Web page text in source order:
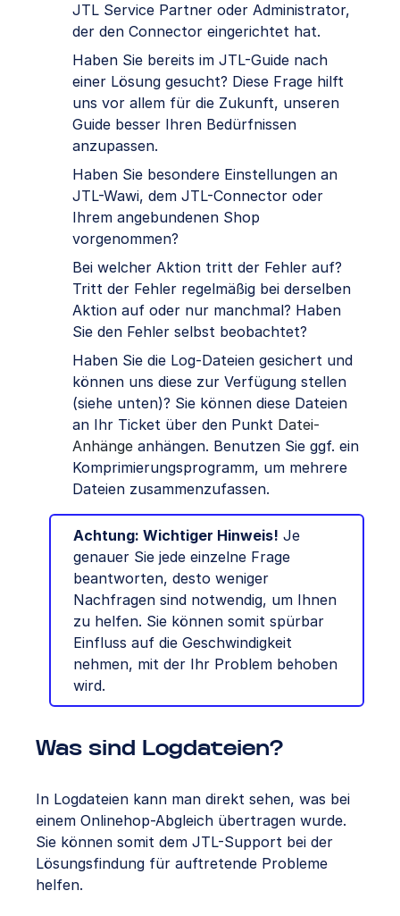
JTL Service Partner oder Administrator,
der den Connector eingerichtet hat.
Haben Sie bereits im JTL-Guide nach
einer Lösung gesucht? Diese Frage hilft
uns vor allem für die Zukunft, unseren
Guide besser Ihren Bedürfnissen
anzupassen.
Haben Sie besondere Einstellungen an
JTL-Wawi, dem JTL-Connector oder
Ihrem angebundenen Shop
vorgenommen?
Bei welcher Aktion tritt der Fehler auf?
Tritt der Fehler regelmäßig bei derselben
Aktion auf oder nur manchmal? Haben
Sie den Fehler selbst beobachtet?
Haben Sie die Log-Dateien gesichert und
können uns diese zur Verfügung stellen
(siehe unten)? Sie können diese Dateien
an Ihr Ticket über den Punkt Datei-
Anhänge anhängen. Benutzen Sie ggf. ein
Komprimierungsprogramm, um mehrere
Dateien zusammenzufassen.
Achtung: Wichtiger Hinweis! Je
genauer Sie jede einzelne Frage
beantworten, desto weniger
Nachfragen sind notwendig, um Ihnen
zu helfen. Sie können somit spürbar
Einfluss auf die Geschwindigkeit
nehmen, mit der Ihr Problem behoben
wird.
Was sind Logdateien?
In Logdateien kann man direkt sehen, was bei
einem Onlinehop-Abgleich übertragen wurde.
Sie können somit dem JTL-Support bei der
Lösungsfindung für auftretende Probleme
helfen.